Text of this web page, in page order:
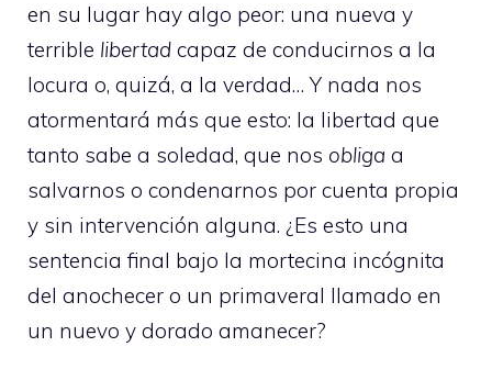
en su lugar hay algo peor: una nueva y
terrible libertad capaz de conducirnos a la
locura o, quizá, a la verdad… Y nada nos
atormentará más que esto: la libertad que
tanto sabe a soledad, que nos obliga a
salvarnos o condenarnos por cuenta propia
y sin intervención alguna. ¿Es esto una
sentencia final bajo la mortecina incógnita
del anochecer o un primaveral llamado en
un nuevo y dorado amanecer?